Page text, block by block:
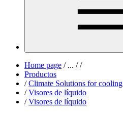
Home page /... / /
Productos
/ Climate Solutions for cooling
/ Visores de líquido
/ Visores de líquido